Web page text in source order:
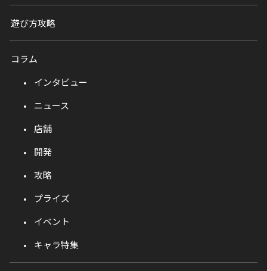
遊び方攻略
コラム
インタビュー
ニュース
店舗
開発
攻略
プライズ
イベント
キャラ特集